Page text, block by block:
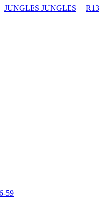
JUNGLES JUNGLES | R13
59